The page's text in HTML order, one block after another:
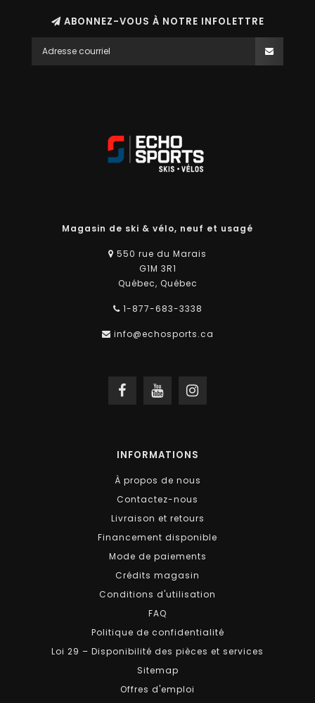
ABONNEZ-VOUS À NOTRE INFOLETTRE
Magasin de ski & vélo, neuf et usagé
550 rue du Marais
G1M 3R1
Québec, Québec
1-877-683-3338
info@echosports.ca
INFORMATIONS
À propos de nous
Contactez-nous
Livraison et retours
Financement disponible
Mode de paiements
Crédits magasin
Conditions d'utilisation
FAQ
Politique de confidentialité
Loi 29 – Disponibilité des pièces et services
Sitemap
Offres d'emploi